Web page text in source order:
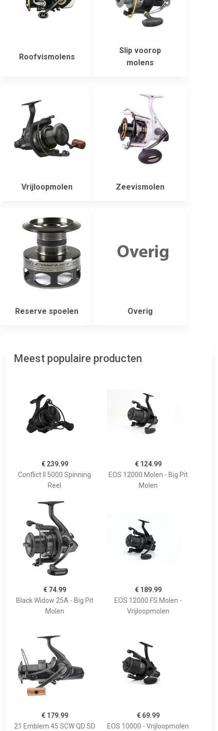
Roofvismolens
Slip voorop
molens
Vrijloopmolen Zeevismolen
Reserve spoelen Overig
Meest populaire producten
€ 239.99
Conflict II 5000 Spinning
Reel
€ 124.99
EOS 12000 Molen - Big Pit
Molen
€ 74.99
Black Widow 25A - Big Pit
Molen
€ 189.99
EOS 12000 FS Molen -
Vrijloopmolen
€ 179.99
21 Emblem 45 SCW QD SD
€ 69.99
EOS 10000 - Vrijloopmolen